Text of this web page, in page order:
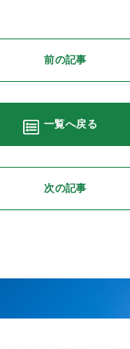
前の記事
一覧へ戻る
次の記事